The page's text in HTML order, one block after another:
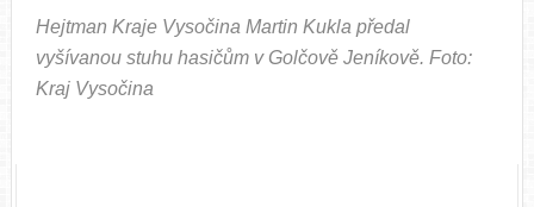
Hejtman Kraje Vysočina Martin Kukla předal
vyšívanou stuhu hasičům v Golčově Jeníkově. Foto:
Kraj Vysočina